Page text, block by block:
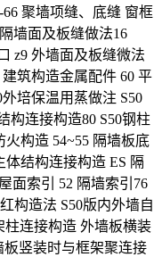
聚墙项缝、底缝 窗框
墙面及板缝做法16
z9 外墙面及板缝微法
筑构造金属配件 60 平
培保温用蒸做注 S50
构连接构造80 S50钢柱
火构造 54~55 隔墙板底
结构连接构造 ES 隔
面索引 52 隔墙索引76
构造法 S50版内外墙自
柱连接构造 外墙板横装
板竖装时与框架聚连接